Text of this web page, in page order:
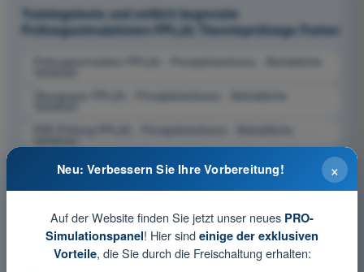
Trainingstests und zeitlich begrenzte
Prüfungssimulationen PPL(A) Theorieprüfungs-Trainer
Prüfungssimulation PPL(A) - Privatpilotenlizenz - Betriebliche
Übungsquiz PPL(A) - Privatpilotenlizenz - Betriebliche
PDF-Prüfung PPL(A) - Privatpilotenlizenz - Betriebliche
×
Neu: Verbessern Sie Ihre Vorbereitung!
Auf der Website finden Sie jetzt unser neues PRO-
Simulationspanel! Hier sind einige der exklusiven
Vorteile, die Sie durch die Freischaltung erhalten: